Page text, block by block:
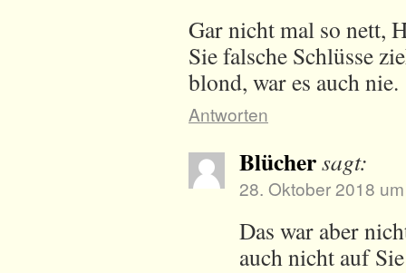
Gar nicht mal so nett,
Sie falsche Schlüsse
blond, war es auch nie.
Antworten
Blüchersagt:
28. Oktober 2018
Das war aber
auch nicht auf